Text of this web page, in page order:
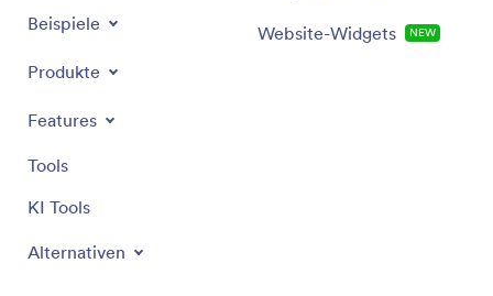
Beispiele
Produkte
Features
Tools
KI Tools
Alternativen
Website-Widgets NEW